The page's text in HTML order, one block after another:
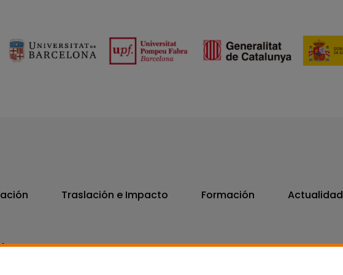
Traslación e Impacto Formación Actualidad